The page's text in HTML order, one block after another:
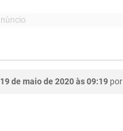
19 de maio de 2020 às 09:19 por